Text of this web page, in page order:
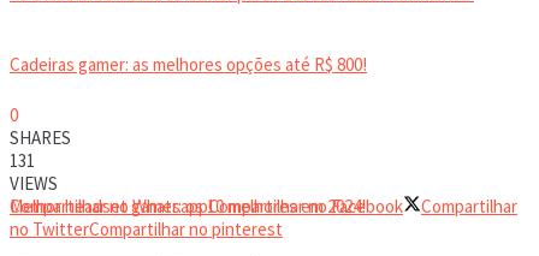
Cadeiras gamer: as melhores opções até R$ 800!
HEADSET
Melhor headset gamer: os 10 melhores em 2024!
0
SHARES
131
VIEWS
Compartilhar no WhatsappCompartilhar no Facebook
Compartilhar
no TwitterCompartilhar no pinterest